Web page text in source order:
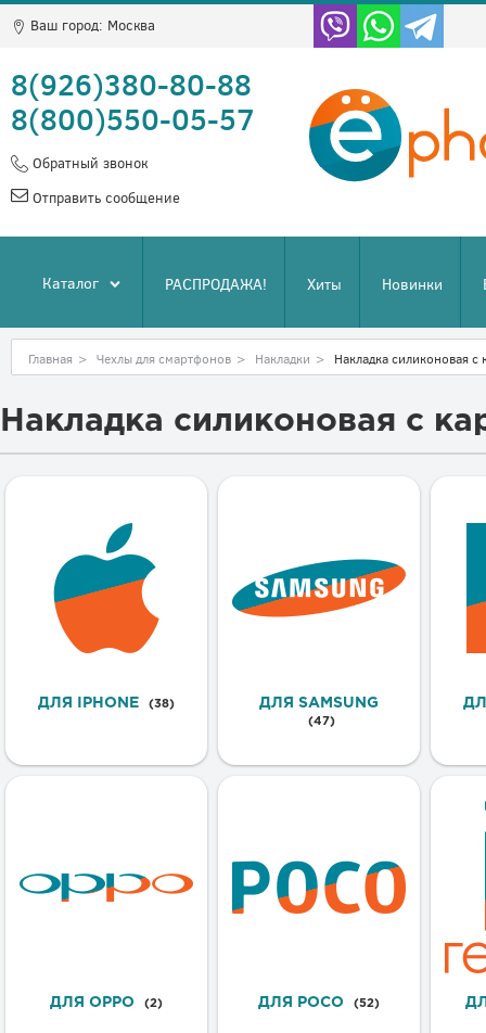
Ваш город: Москва
8(926)380-80-88
8(800)550-05-57
Обратный звонок
Отправить сообщение
Каталог РАСПРОДАЖА! Хиты Новинки
Главная > Чехлы для смартфонов > Накладки > Накладка силиконовая
Накладка силиконовая с
ДЛЯ IPHONE (38) ДЛЯ SAMSUNG
(47)
ДЛЯ OPPO (2) ДЛЯ POCO (52)